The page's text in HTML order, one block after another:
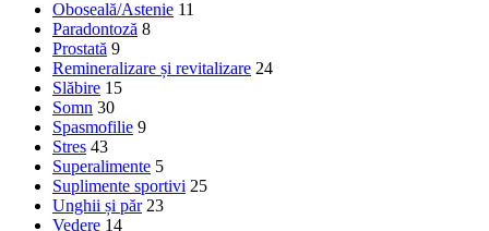
Oboseală/Astenie 11
Paradontoză 8
Prostată 9
Remineralizare și revitalizare 24
Slăbire 15
Somn 30
Spasmofilie 9
Stres 43
Superalimente 5
Suplimente sportivi 25
Unghii și păr 23
Vedere 14